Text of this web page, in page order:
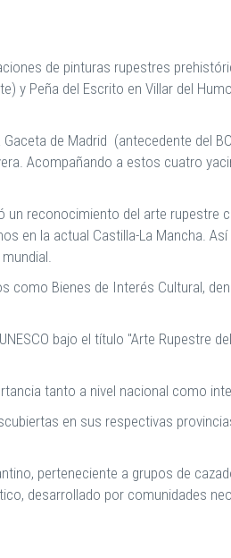
de pinturas rupestres
y Peña del Escrito en Villar del
de Madrid (antecedente del
Acompañando a estos cuatro
un reconocimiento del arte rupestre
en la actual Castilla-La Mancha.
como Bienes de Interés Cultural,
bajo el título "Arte Rupestre
tanto a nivel nacional como
en sus respectivas
perteneciente a grupos de
desarrollado por comunidades